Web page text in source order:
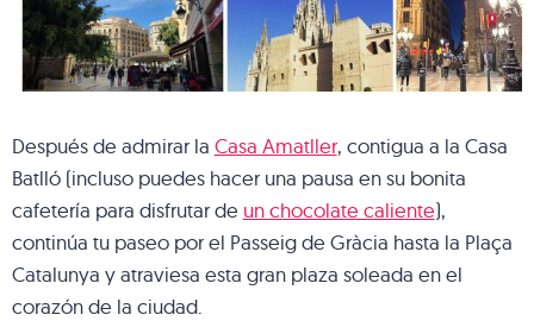
Después de admirar la Casa Amatller, contigua a la Casa
Batlló (incluso puedes hacer una pausa en su bonita
cafetería para disfrutar de un chocolate caliente),
continúa tu paseo por el Passeig de Gràcia hasta la Plaça
Catalunya y atraviesa esta gran plaza soleada en el
corazón de la ciudad.